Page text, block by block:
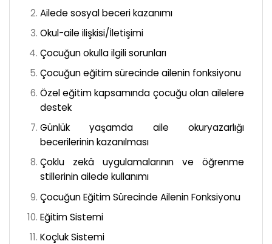
Ailede sosyal beceri kazanımı
Okul-aile ilişkisi/İletişimi
Çocuğun okulla ilgili sorunları
Çocuğun eğitim sürecinde ailenin fonksiyonu
Özel eğitim kapsamında çocuğu olan ailelere
destek
Günlük yaşamda aile okuryazarlığı
becerilerinin kazanılması
Çoklu zekâ uygulamalarının ve öğrenme
stillerinin ailede kullanımı
Çocuğun Eğitim Sürecinde Ailenin Fonksiyonu
Eğitim Sistemi
Koçluk Sistemi